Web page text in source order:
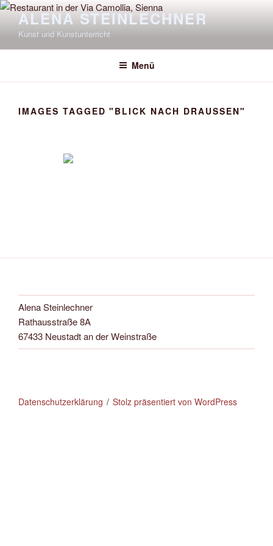
Zum
Inhalt
springen
ALENA STEINLECHNER
Kunst und Kunstunterricht
Menü
IMAGES TAGGED "BLICK NACH DRAUSSEN"
Alena Steinlechner
Rathausstraße 8A
67433 Neustadt an der Weinstraße
Datenschutzerklärung Stolz präsentiert von WordPress